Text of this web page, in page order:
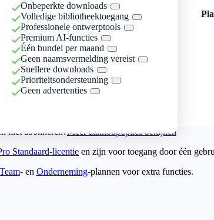
Onbeperkte downloads
Volledige bibliotheektoegang
Professionele ontwerptools
Premium AI-functies
Één bundel per maand
Geen naamsvermelding vereist
Snellere downloads
Prioriteitsondersteuning
Geen advertenties
niet abonneren?Meer aankoopopties bekijken
Standaard-licentie en zijn voor toegang door één
Team- en Onderneming-plannen voor extra functies.